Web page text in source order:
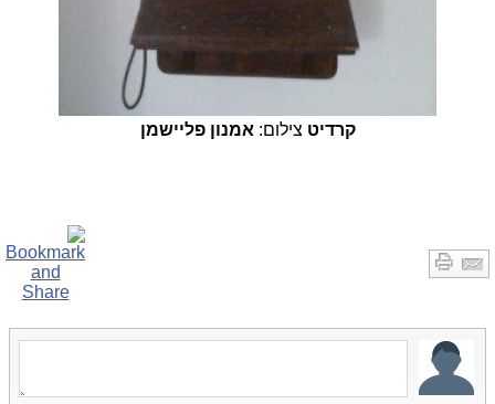
קרדיט צילום: אמנון פליישמן